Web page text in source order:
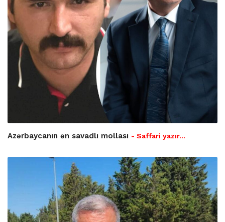
Azərbaycanın ən savadlı mollası - Saffari yazır…